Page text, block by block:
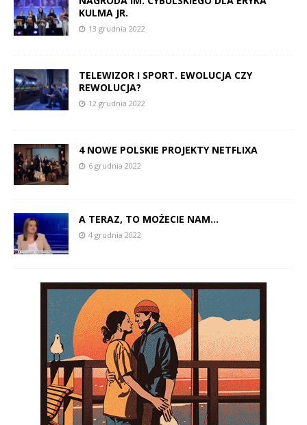
KULMA JR.
13 grudnia 2022
TELEWIZOR I SPORT. EWOLUCJA CZY
REWOLUCJA?
12 grudnia 2022
4 NOWE POLSKIE PROJEKTY NETFLIXA
6 grudnia 2022
A TERAZ, TO MOŻECIE NAM…
4 grudnia 2022